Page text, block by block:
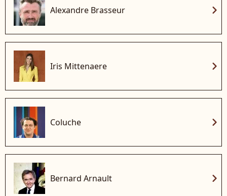
Alexandre Brasseur chevron_right
Iris Mittenaere chevron_right
Coluche chevron_right
Bernard Arnault chevron_right